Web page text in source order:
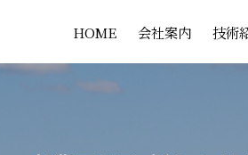
HOME 会社案内 技術